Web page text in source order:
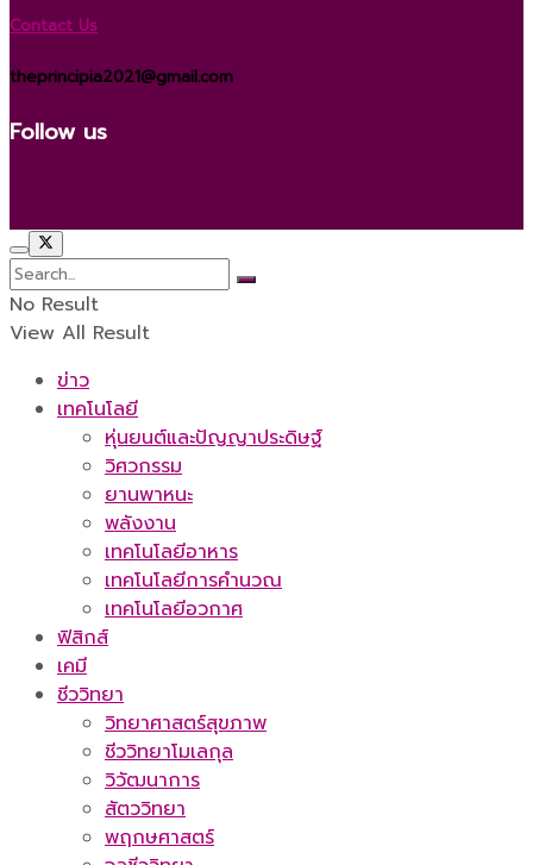
Contact Us
theprincipia2021@gmail.com
Follow us
No Result
View All Result
ข่าว
เทคโนโลยี
หุ่นยนต์และปัญญาประดิษฐ์
วิศวกรรม
ยานพาหนะ
พลังงาน
เทคโนโลยีอาหาร
เทคโนโลยีการคำนวณ
เทคโนโลยีอวกาศ
ฟิสิกส์
เคมี
ชีววิทยา
วิทยาศาสตร์สุขภาพ
ชีววิทยาโมเลกุล
วิวัฒนาการ
สัตววิทยา
พฤกษศาสตร์